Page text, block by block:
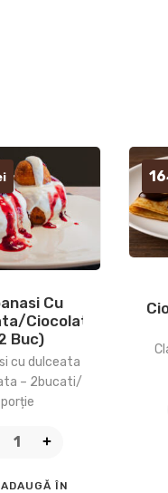
Cu
ciocolata
Buc)
cu dulceata
– 2bucati/
porție
ADAUGĂ ÎN
16